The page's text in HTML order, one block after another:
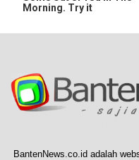
Morning. Try it
BantenNews.co.id adalah